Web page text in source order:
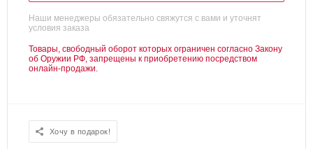
Наши менеджеры обязательно свяжутся с вами и уточнят
условия заказа
Товары, свободный оборот которых ограничен согласно Закону
об Оружии РФ, запрещены к приобретению посредством
онлайн-продажи.
Хочу в подарок!